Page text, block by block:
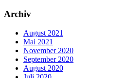
Archiv
August 2021
Mai 2021
November 2020
September 2020
August 2020